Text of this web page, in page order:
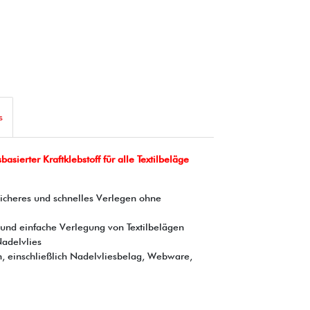
Kraftklebstoff für alle Textilbeläge
und schnelles Verlegen ohne
einfache Verlegung von Textilbelägen
einschließlich Nadelvliesbelag, Webware,